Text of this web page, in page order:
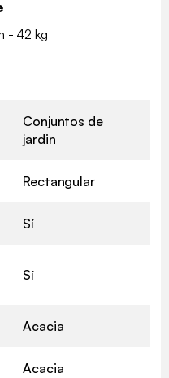
- 42 kg
Conjuntos de
jardin
Rectangular
Sí
Sí
Acacia
Acacia